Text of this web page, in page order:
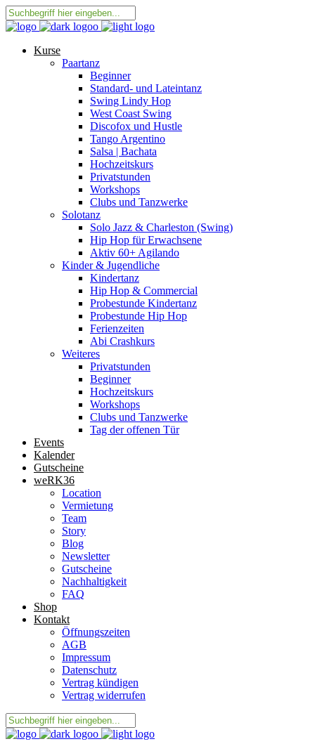
Kurse
Paartanz
Beginner
Standard- und Lateintanz
Swing Lindy Hop
West Coast Swing
Discofox und Hustle
Tango Argentino
Salsa | Bachata
Hochzeitskurs
Privatstunden
Workshops
Clubs und Tanzwerke
Solotanz
Solo Jazz & Charleston (Swing)
Hip Hop für Erwachsene
Aktiv 60+ Agilando
Kinder & Jugendliche
Kindertanz
Hip Hop & Commercial
Probestunde Kindertanz
Probestunde Hip Hop
Ferienzeiten
Abi Crashkurs
Weiteres
Privatstunden
Beginner
Hochzeitskurs
Workshops
Clubs und Tanzwerke
Tag der offenen Tür
Events
Kalender
Gutscheine
weRK36
Location
Vermietung
Team
Story
Blog
Newsletter
Gutscheine
Nachhaltigkeit
FAQ
Shop
Kontakt
Öffnungszeiten
AGB
Impressum
Datenschutz
Vertrag kündigen
Vertrag widerrufen